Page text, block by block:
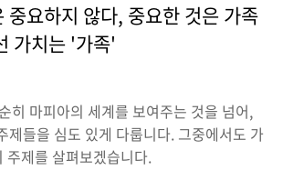
요하지 않다, 중요한 것은 가족
가치는 '가족'
히 마피아의 세계를 보여주는 것을 넘어,
제들을 심도 있게 다룹니다. 그중에서도 가
주제를 살펴보겠습니다.